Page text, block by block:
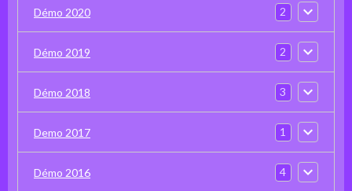
Démo 2020 2
Démo 2019 2
Démo 2018 3
Demo 2017 1
Démo 2016 4